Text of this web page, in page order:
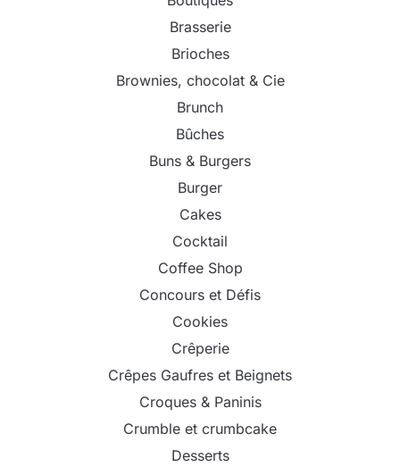
Brasserie
Brioches
Brownies, chocolat & Cie
Brunch
Bûches
Buns & Burgers
Burger
Cakes
Cocktail
Coffee Shop
Concours et Défis
Cookies
Crêperie
Crêpes Gaufres et Beignets
Croques & Paninis
Crumble et crumbcake
Desserts